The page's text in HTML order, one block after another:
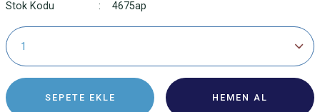
Stok Kodu
4675ap
SEPETE EKLE HEMEN AL